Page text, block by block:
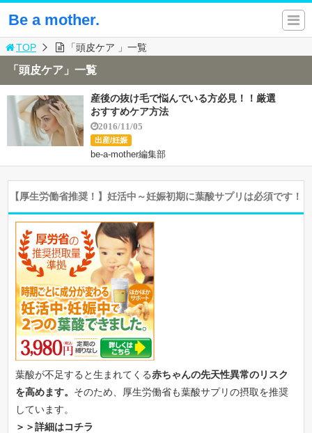
Be a mother.
TOP 「頭皮ケア 」一覧
「頭皮ケア」一覧
産後の抜け毛で悩んでいる方必見！！厳選
おすすめケア方法
2016/11/05
出産/妊娠
be-a-mother編集部
【厚生労働省推奨！】妊活中～妊娠初期に葉酸サプリは必須です！
葉酸が不足すると生まれてくる赤ちゃんの先天性異常のリスク
を高めます。 そのため、厚生労働省も葉酸サプリの摂取を推奨
しています。
＞＞詳細はコチラ